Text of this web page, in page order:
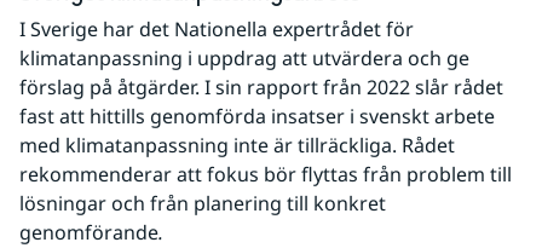
I Sverige har det Nationella expertrådet för
klimatanpassning i uppdrag att utvärdera och ge
förslag på åtgärder. I sin rapport från 2022 slår rådet
fast att hittills genomförda insatser i svenskt arbete
med klimatanpassning inte är tillräckliga. Rådet
rekommenderar att fokus bör flyttas från problem till
lösningar och från planering till konkret
genomförande.